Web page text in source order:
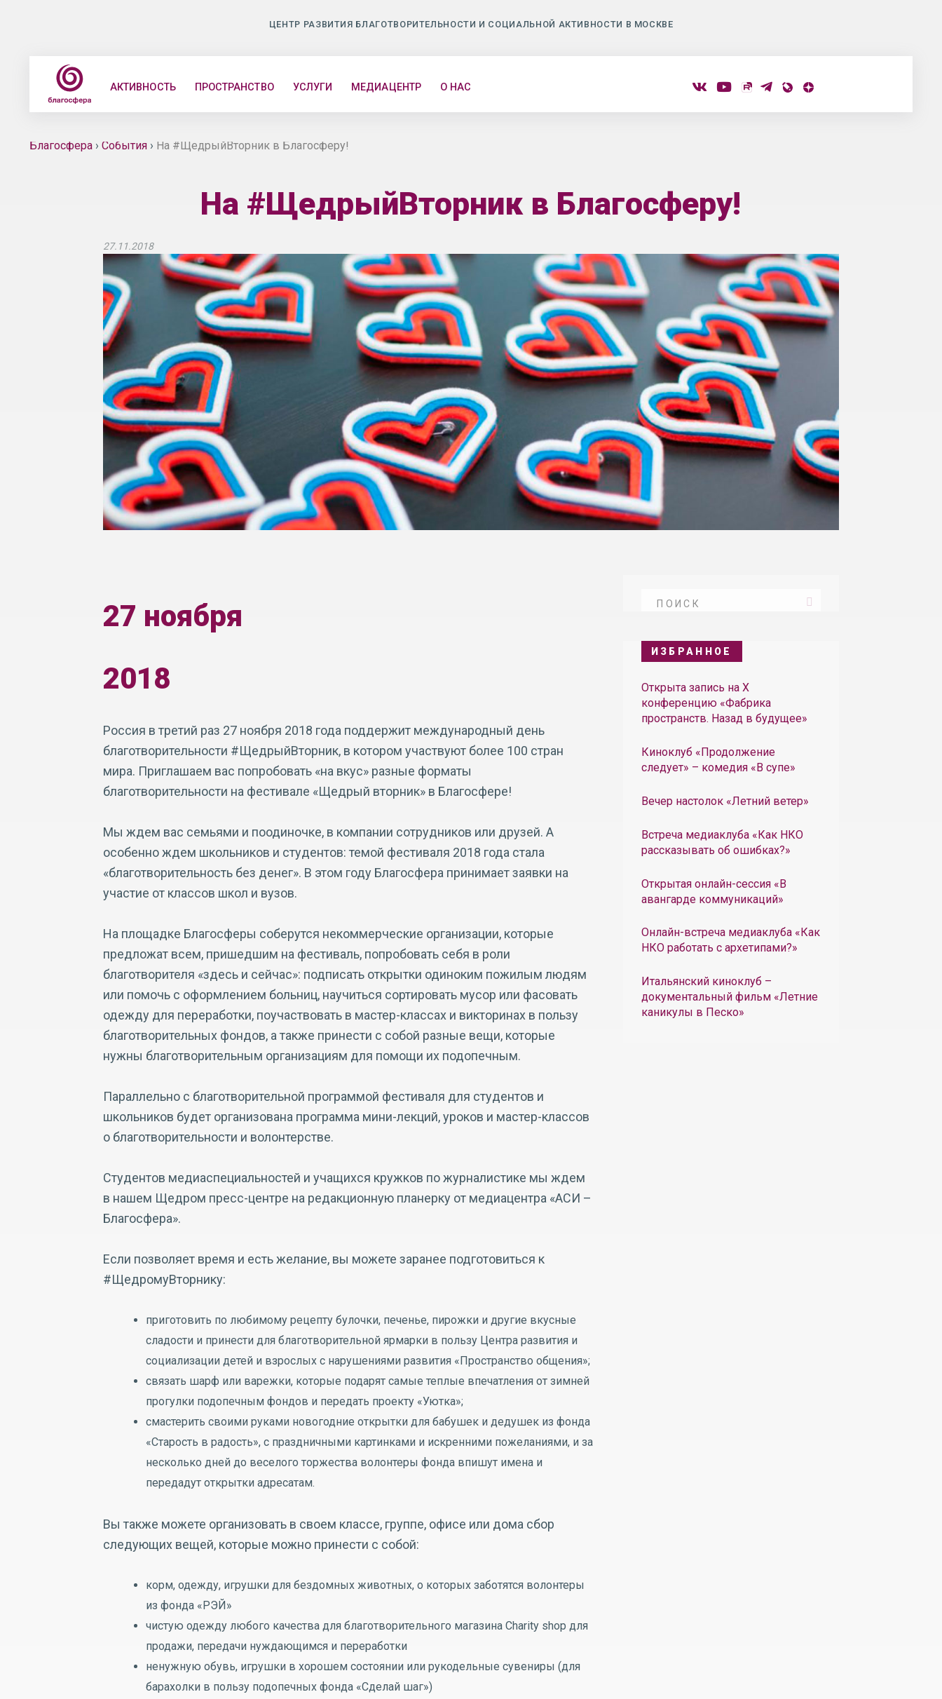
ЦЕНТР РАЗВИТИЯ БЛАГОТВОРИТЕЛЬНОСТИ И СОЦИАЛЬНОЙ АКТИВНОСТИ В МОСКВЕ
АКТИВНОСТЬ ПРОСТРАНСТВО УСЛУГИ МЕДИАЦЕНТР О НАС
Благосфера› События› На #ЩедрыйВторник в Благосферу!
На #ЩедрыйВторник в Благосферу!
27.11.2018
27 ноября
2018
Россия в третий раз 27 ноября 2018 года поддержит международный день
благотворительности #ЩедрыйВторник, в котором участвуют более 100 стран
мира. Приглашаем вас попробовать «на вкус» разные форматы
благотворительности на фестивале «Щедрый вторник» в Благосфере!
Мы ждем вас семьями и поодиночке, в компании сотрудников или друзей. А
особенно ждем школьников и студентов: темой фестиваля 2018 года стала
«благотворительность без денег». В этом году Благосфера принимает заявки на
участие от классов школ и вузов.
На площадке Благосферы соберутся некоммерческие организации, которые
предложат всем, пришедшим на фестиваль, попробовать себя в роли
благотворителя «здесь и сейчас»: подписать открытки одиноким пожилым людям
или помочь с оформлением больниц, научиться сортировать мусор или фасовать
одежду для переработки, поучаствовать в мастер-классах и викторинах в пользу
благотворительных фондов, а также принести с собой разные вещи, которые
нужны благотворительным организациям для помощи их подопечным.
Параллельно с благотворительной программой фестиваля для студентов и
школьников будет организована программа мини-лекций, уроков и мастер-классов
о благотворительности и волонтерстве.
Студентов медиаспециальностей и учащихся кружков по журналистике мы ждем
в нашем Щедром пресс-центре на редакционную планерку от медиацентра «АСИ –
Благосфера».
Если позволяет время и есть желание, вы можете заранее подготовиться к
#ЩедромуВторнику:
приготовить по любимому рецепту булочки, печенье, пирожки и другие вкусные
сладости и принести для благотворительной ярмарки в пользу Центра развития и
социализации детей и взрослых с нарушениями развития «Пространство общения»;
связать шарф или варежки, которые подарят самые теплые впечатления от зимней
прогулки подопечным фондов и передать проекту «Уютка»;
смастерить своими руками новогодние открытки для бабушек и дедушек из фонда
«Старость в радость», с праздничными картинками и искренними пожеланиями, и за
несколько дней до веселого торжества волонтеры фонда впишут имена и
передадут открытки адресатам.
Вы также можете организовать в своем классе, группе, офисе или дома сбор
следующих вещей, которые можно принести с собой:
корм, одежду, игрушки для бездомных животных, о которых заботятся волонтеры
из фонда «РЭЙ»
чистую одежду любого качества для благотворительного магазина Сharity shop для
продажи, передачи нуждающимся и переработки
ненужную обувь, игрушки в хорошем состоянии или рукодельные сувениры (для
барахолки в пользу подопечных фонда «Сделай шаг»)
ИЗБРАННОЕ
Открыта запись на X
конференцию «Фабрика
пространств. Назад в будущее»
Киноклуб «Продолжение
следует» – комедия «В супе»
Вечер настолок «Летний ветер»
Встреча медиаклуба «Как НКО
рассказывать об ошибках?»
Открытая онлайн-сессия «В
авангарде коммуникаций»
Онлайн-встреча медиаклуба «Как
НКО работать с архетипами?»
Итальянский киноклуб –
документальный фильм «Летние
каникулы в Песко»